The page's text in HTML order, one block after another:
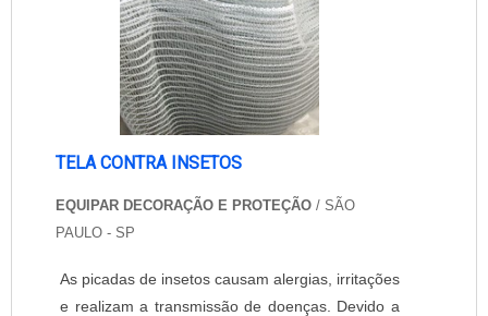
TELA CONTRA INSETOS
EQUIPAR DECORAÇÃO E PROTEÇÃO / SÃO
PAULO - SP
As picadas de insetos causam alergias, irritações
e realizam a transmissão de doenças. Devido a